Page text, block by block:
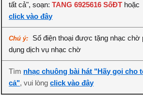
tất cả", soạn:TANG 6925616 SốĐT hoặc
click vào đây
Chú ý:
Số điện thoại được tặng nhạc chờ
dụng dịch vụ nhạc chờ
Tìm nhạc chuông bài hát "Hãy gọi cho
cả", vui lòngclick vào đây